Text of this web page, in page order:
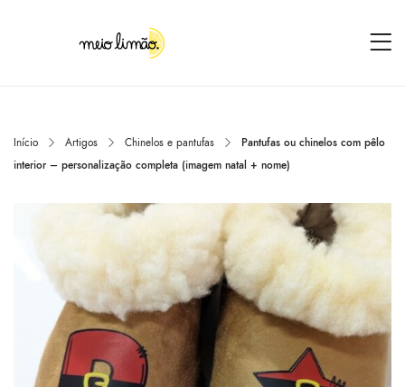
Início Artigos Chinelos e pantufas
Pantufas ou chinelos com pêlo
interior – personalização completa (imagem natal + nome)